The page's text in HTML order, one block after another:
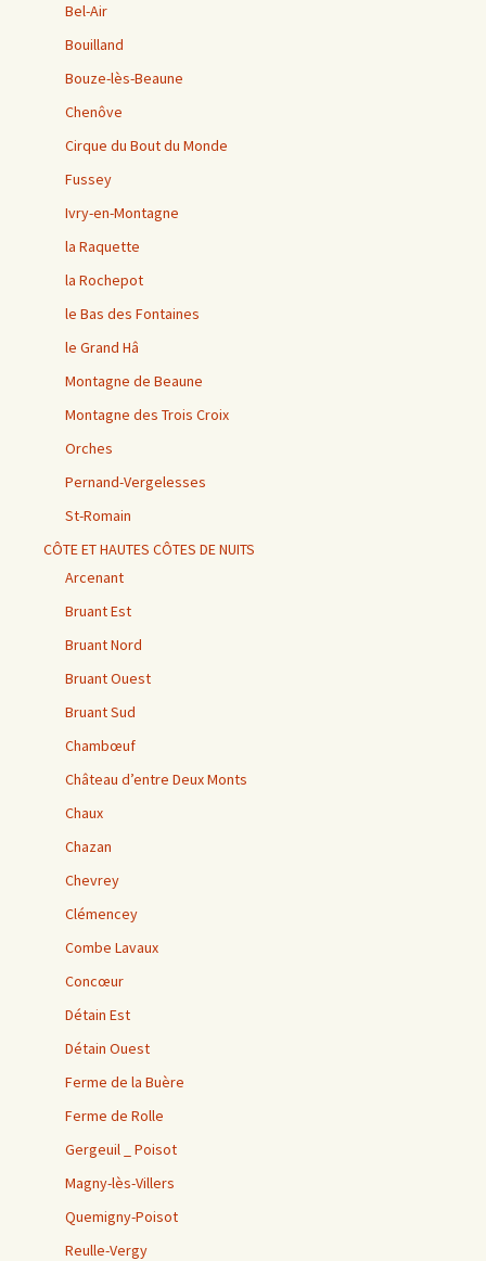
Bel-Air
Bouilland
Bouze-lès-Beaune
Chenôve
Cirque du Bout du Monde
Fussey
Ivry-en-Montagne
la Raquette
la Rochepot
le Bas des Fontaines
le Grand Hâ
Montagne de Beaune
Montagne des Trois Croix
Orches
Pernand-Vergelesses
St-Romain
CÔTE ET HAUTES CÔTES DE NUITS
Arcenant
Bruant Est
Bruant Nord
Bruant Ouest
Bruant Sud
Chambœuf
Château d’entre Deux Monts
Chaux
Chazan
Chevrey
Clémencey
Combe Lavaux
Concœur
Détain Est
Détain Ouest
Ferme de la Buère
Ferme de Rolle
Gergeuil _ Poisot
Magny-lès-Villers
Quemigny-Poisot
Reulle-Vergy